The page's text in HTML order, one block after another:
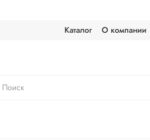
Каталог О компании